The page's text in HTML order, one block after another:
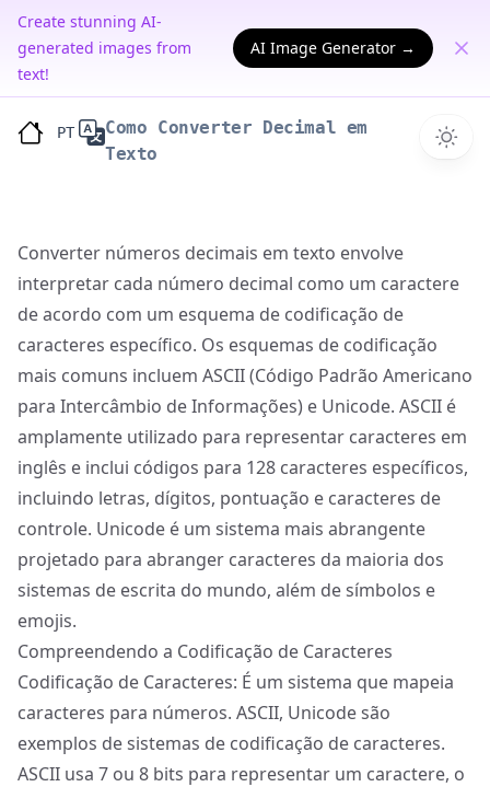
Create stunning AI-
generated images from
text!
AI Image Generator →
PT
Como Converter Decimal em
Texto
Converter números decimais em texto envolve
interpretar cada número decimal como um caractere
de acordo com um esquema de codificação de
caracteres específico. Os esquemas de codificação
mais comuns incluem ASCII (Código Padrão Americano
para Intercâmbio de Informações) e Unicode. ASCII é
amplamente utilizado para representar caracteres em
inglês e inclui códigos para 128 caracteres específicos,
incluindo letras, dígitos, pontuação e caracteres de
controle. Unicode é um sistema mais abrangente
projetado para abranger caracteres da maioria dos
sistemas de escrita do mundo, além de símbolos e
emojis.
Compreendendo a Codificação de Caracteres
Codificação de Caracteres: É um sistema que mapeia
caracteres para números. ASCII, Unicodesão
exemplos de sistemas de codificação de caracteres.
ASCII usa 7 ou 8 bits para representar um caractere, o